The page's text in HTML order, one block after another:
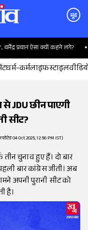
मूड
प्रधान ऐसा क्यों कहने लगे?
धर्म-कर्मलाइफस्टाइल
JDU छीन पाएगी
सीट?
04 Oct 2025, 12:56 PM IST)
चुनाव हुए हैं। दो बार
बार कांग्रेस जीती। अब
अपनी पुरानी सीट को
है।